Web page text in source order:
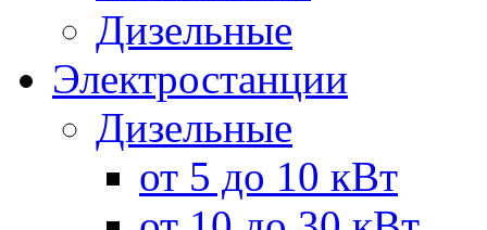
Дизельные
Электростанции
Дизельные
от 5 до 10 кВт